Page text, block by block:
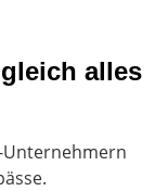
alles
Unternehmern